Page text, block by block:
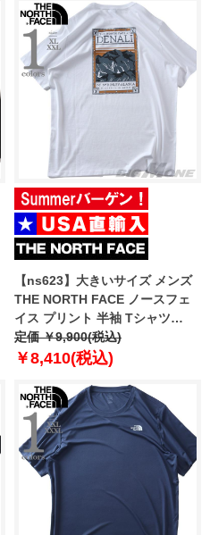
【ns623】大きいサイズ メンズ
THE NORTH FACE ノースフェ
イス プリント 半袖 Tシャツ
NORTH FACES REG SS TEE
USA直輸入 nf0a8guw-fn4
定価 ￥9,900(税込)
￥8,410(税込)